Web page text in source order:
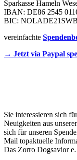
Sparkasse Hameln
IBAN: DE86 2545
BIC: NOLADE21SWB
vereinfachte
→ Jetzt via Paypal
Sie interessieren sich
Neuigkeiten aus
sich für unseren
Mail topaktuelle
Das Zorro Dogsavior